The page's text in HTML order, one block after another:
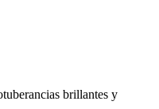
brillantes y